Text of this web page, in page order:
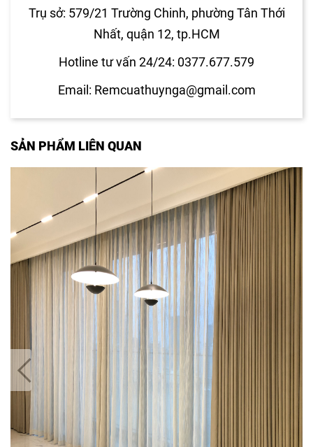
Trụ sở: 579/21 Trường Chinh, phường Tân Thới
Nhất, quận 12, tp.HCM
Hotline tư vấn 24/24: 0377.677.579
Email: Remcuathuynga@gmail.com
SẢN PHẨM LIÊN QUAN